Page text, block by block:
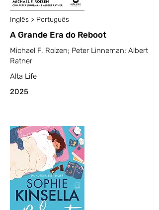
Inglês > Português
A Grande Era do Reboot
Michael F. Roizen; Peter Linneman; Albert
Ratner
Alta Life
2025